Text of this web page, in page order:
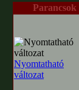
Parancsok
Nyomtatható
változat